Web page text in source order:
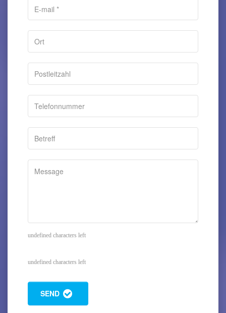
undefined characters left
undefined characters left
SEND